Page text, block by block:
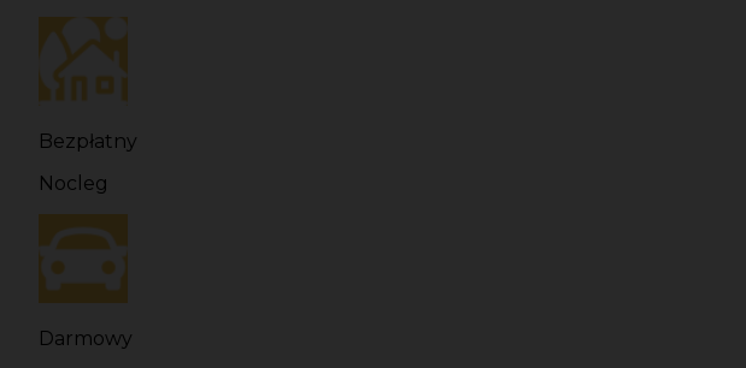
Bezpłatny
Nocleg
Darmowy